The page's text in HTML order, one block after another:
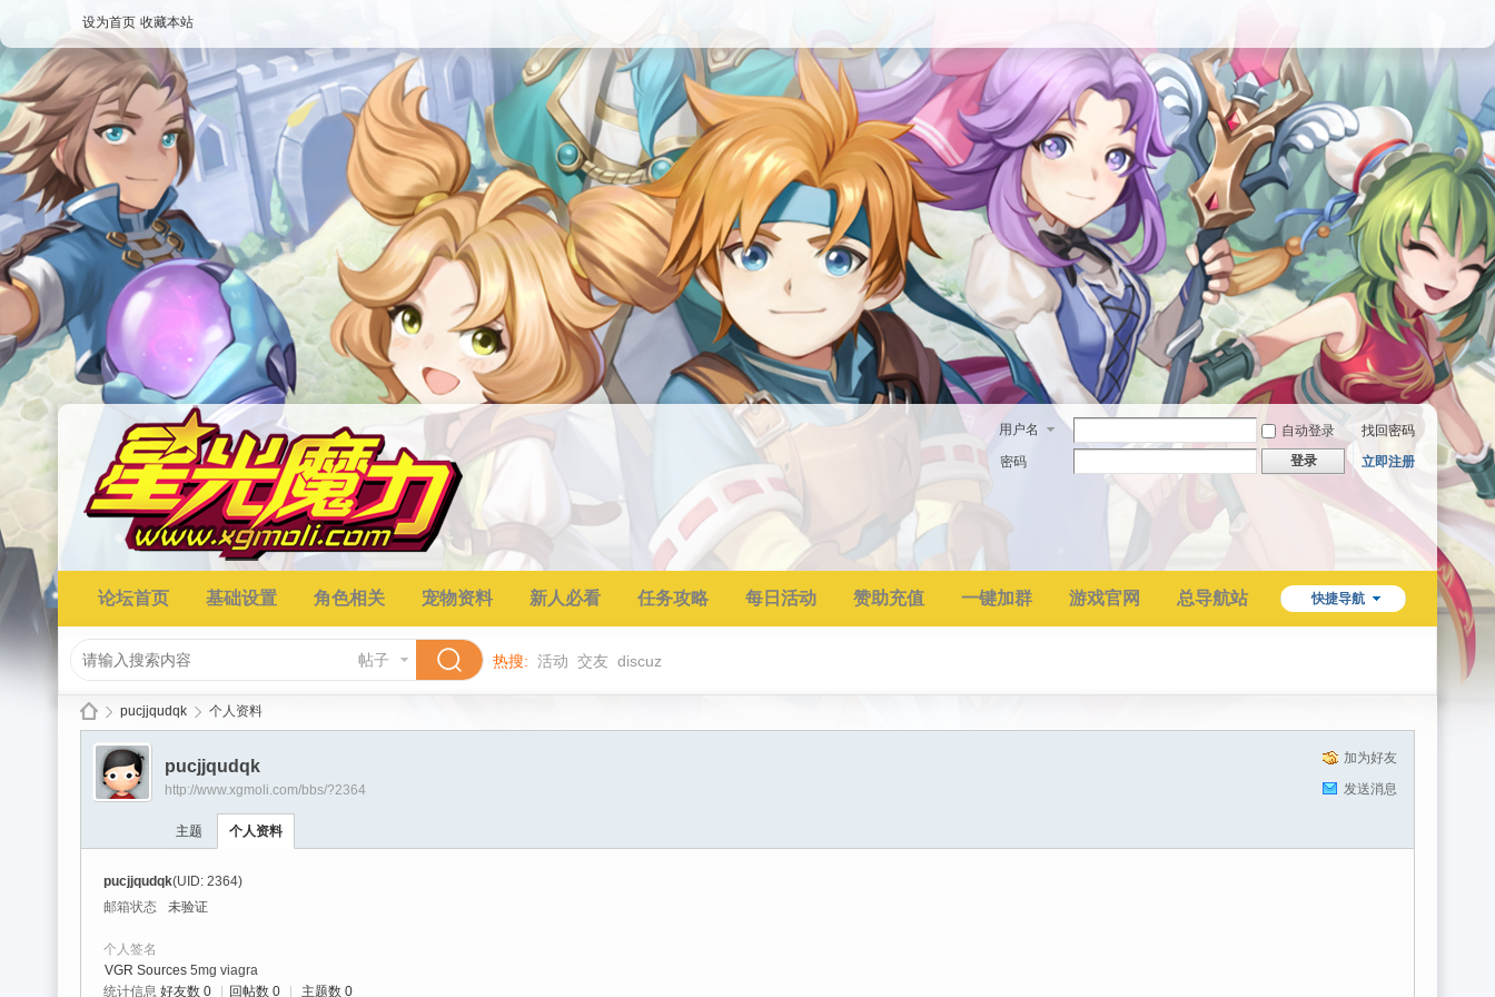
设为首页 收藏本站
用户名 自动登录
找回密码
密码
登录 立即注册
快捷导航
论坛首页 基础设置 角色相关 宠物资料 新人必看 任务攻略 每日活动 赞助充值 一键加群 游戏官网 总导航站
帖子 热搜: 活动 交友 discuz
›
pucjjqudqk 个人资料
加为好友
发送消息
pucjjqudqk
http://www.xgmoli.com/bbs/?2364
主题 个人资料
pucjjqudqk(UID: 2364)
邮箱状态
未验证
个人签名
VGR Sources 5mg viagra
统计信息 好友数 0 回帖数 0 主题数 0